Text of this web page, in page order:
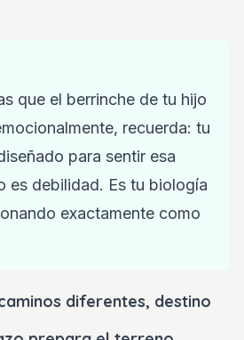
que el berrinche de tu hijo
recuerda: tu
para sentir esa
es debilidad. Es tu biología
exactamente como
diferentes, destino